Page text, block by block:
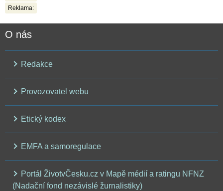
Reklama:
O nás
Redakce
Provozovatel webu
Etický kodex
EMFA a samoregulace
Portál ŽivotvČesku.cz v Mapě médií a ratingu NFNZ
(Nadační fond nezávislé žurnalistiky)